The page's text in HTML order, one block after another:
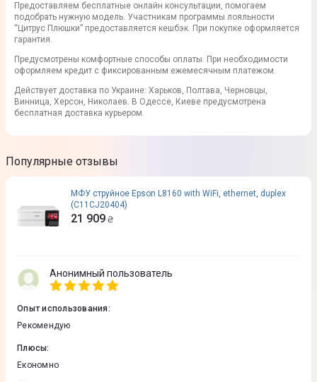
Предоставляем бесплатные онлайн консультации, помогаем
подобрать нужную модель. Участникам программы лояльности
“Цитрус Плюшки” предоставляется кешбэк. При покупке оформляется
гарантия.
Предусмотрены комфортные способы оплаты. При необходимости
оформляем кредит с фиксированным ежемесячным платежом.
Действует доставка по Украине: Харьков, Полтава, Черновцы,
Винница, Херсон, Николаев. В Одессе, Киеве предусмотрена
бесплатная доставка курьером.
Популярные отзывы
МФУ струйное Epson L8160 with WiFi, ethernet, duplex
(C11CJ20404)
21 909 ₴
Анонимный пользователь
Опыт использования:
Рекомендую
Плюсы:
Економно